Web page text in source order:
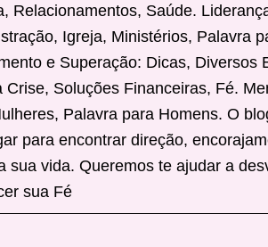
Relacionamentos, Saúde.
Igreja, Ministérios, Palavra
e Superação: Dicas, Diversos
Crise, Soluções Financeiras, Fé.
Palavra para Homens. O
para encontrar direção,
sua vida. Queremos te ajudar a
sua Fé